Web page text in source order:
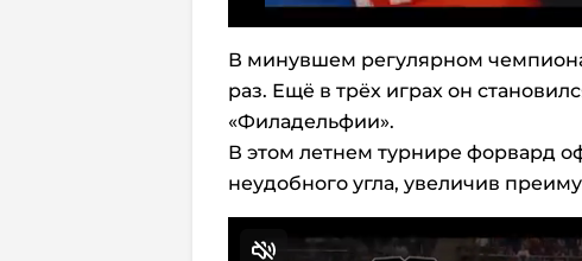
В минувшем регулярном
раз. Ещё в трёх играх он
«Филадельфии».
В этом летнем турнире форвард
неудобного угла, увеличив